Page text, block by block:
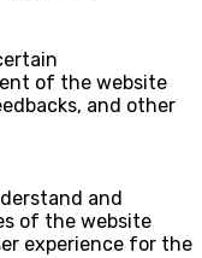
of the website
and other
and
of the website
experience for the